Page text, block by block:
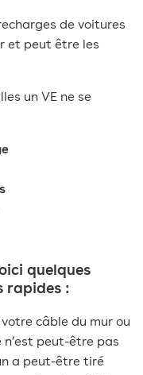
de voitures
et peut être les
un VE ne se
quelques
rapides :
câble du mur ou
n’est peut-être pas
a peut-être tiré